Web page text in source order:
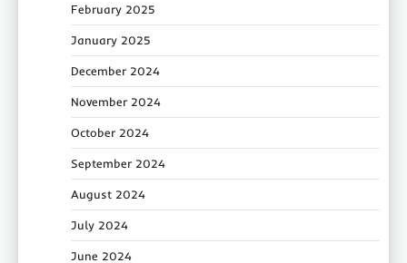
February 2025
January 2025
December 2024
November 2024
October 2024
September 2024
August 2024
July 2024
June 2024